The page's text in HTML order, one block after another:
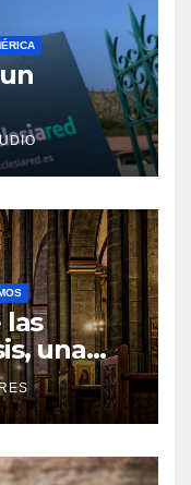
N
O
H
A
Y
C
O
M
N
las
una
de
N
O